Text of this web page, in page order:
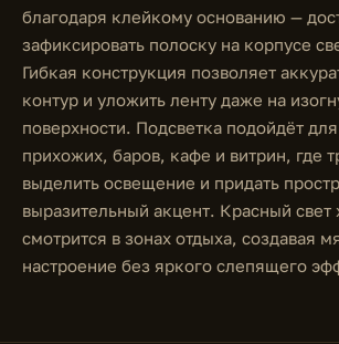
благодаря клейкому основанию —
зафиксировать полоску на корпусе
Гибкая конструкция позволяет
контур и уложить ленту даже на
поверхности. Подсветка подойдёт
прихожих, баров, кафе и витрин, где
выделить освещение и придать
выразительный акцент. Красный свет
смотрится в зонах отдыха, создавая
настроение без яркого слепящего